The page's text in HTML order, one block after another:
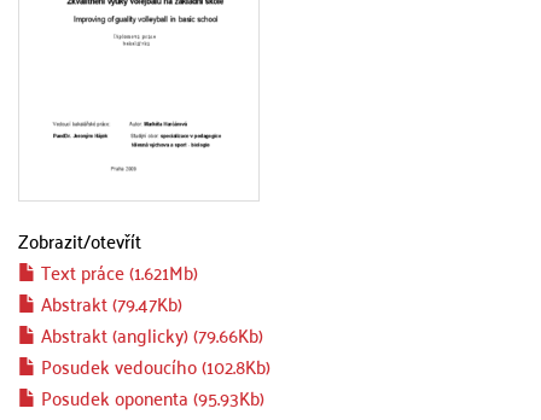
Zobrazit/otevřít
Text práce (1.621Mb)
Abstrakt (79.47Kb)
Abstrakt (anglicky) (79.66Kb)
Posudek vedoucího (102.8Kb)
Posudek oponenta (95.93Kb)